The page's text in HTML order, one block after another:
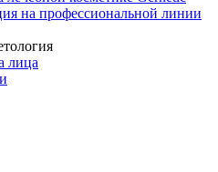
на профессиональной линии
лица